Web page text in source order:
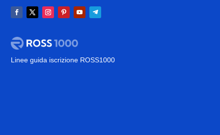
Linee guida iscrizione ROSS1000